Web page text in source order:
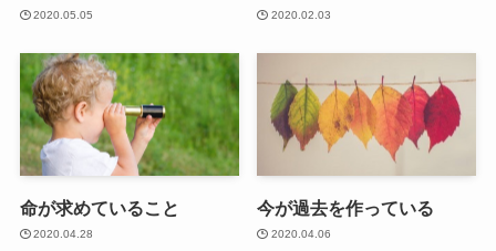
2020.05.05 2020.02.03
命が求めていること
2020.04.28
今が過去を作っている
2020.04.06